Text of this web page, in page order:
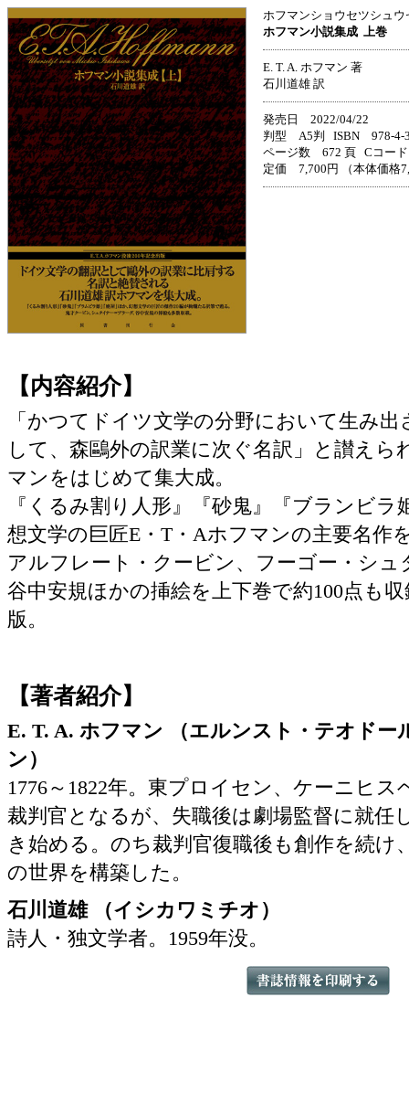
ホフマンショウセツシュ
ホフマン小説集成 上巻
E. T. A. ホフマン 著
石川道雄 訳
発売日 2022/04/22
判型 A5判 ISBN 978-4-
ページ数 672 頁 Cコー
定価 7,700円 （本体価格
【内容紹介】
「かつてドイツ文学の分野において生み
して、森鷗外の訳業に次ぐ名訳」と讃えら
マンをはじめて集大成。
『くるみ割り人形』『砂鬼』『ブランビラ
想文学の巨匠E・T・Aホフマンの主要名作
アルフレート・クービン、フーゴー・シュ
谷中安規ほかの挿絵を上下巻で約100点も
版。
【著者紹介】
E. T. A. ホフマン （エルンスト・テオドー
ン）
1776～1822年。東プロイセン、ケーニヒ
裁判官となるが、失職後は劇場監督に就任
き始める。のち裁判官復職後も創作を続け
の世界を構築した。
石川道雄 （イシカワミチオ）
詩人・独文学者。1959年没。